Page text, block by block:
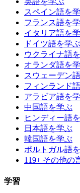
スペイン語を
フランス語を
イタリア語を
ドイツ語を学ぶ
ウクライナ語
オランダ語を
スウェーデン
フィンランド
アラビア語を
中国語を学ぶ
ヒンディー語
日本語を学ぶ
韓国語を学ぶ
ポルトガル語
119+ その他の
学習